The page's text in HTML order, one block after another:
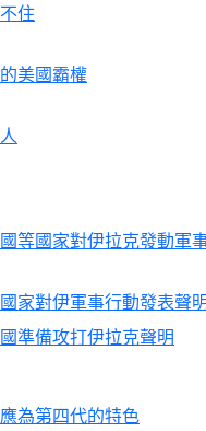
住
美國霸權
等國家對伊拉克發動軍
家對伊軍事行動發表聲
準備攻打伊拉克聲明
為第四代的特色